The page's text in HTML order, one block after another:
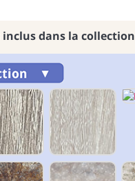
inclus dans la collection